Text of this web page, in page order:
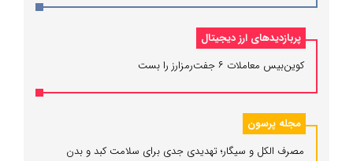
پربازدیدهای ارز دیجیتال
کوین‌بیس معاملات ۶ جفت‌رمزارز را بست
مجله پرسون
مصرف الکل و سیگار؛ تهدیدی جدی برای سلامت کبد و بدن